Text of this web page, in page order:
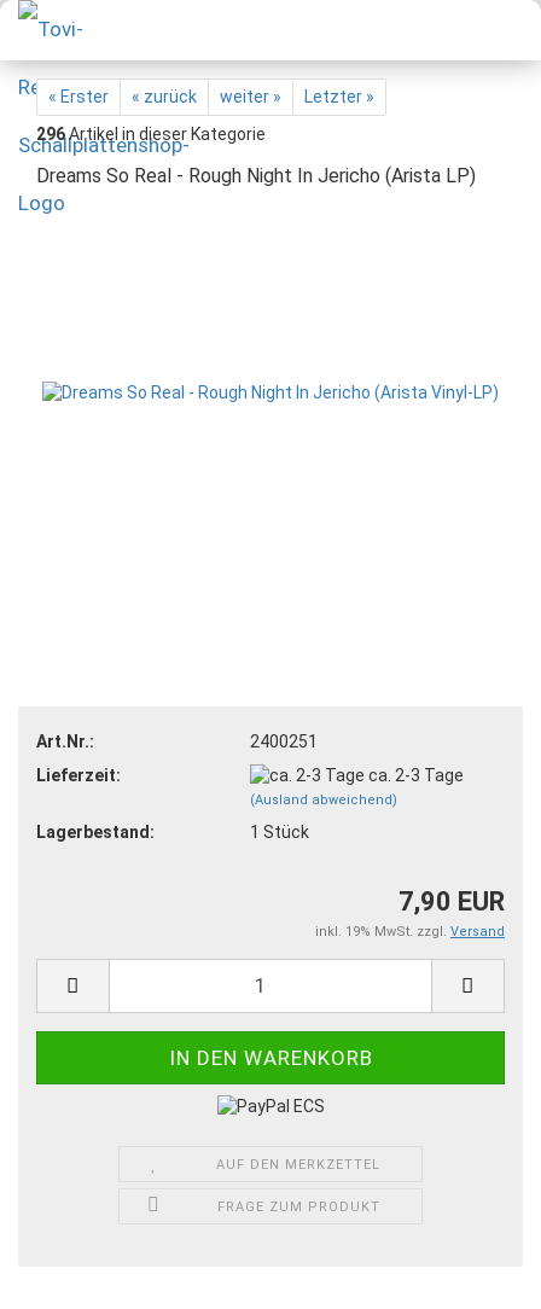
« Erster « zurück weiter »
Letzter »
296Artikel in dieser Kategorie
Dreams So Real - Rough Night In Jericho (Arista LP)
Art.Nr.:
2400251
Lieferzeit:
ca. 2-3 Tage
(Ausland abweichend)
Lagerbestand: 1 Stück
7,90 EUR
inkl. 19% MwSt. zzgl. Versand
AUF DEN MERKZETTEL
FRAGE ZUM PRODUKT